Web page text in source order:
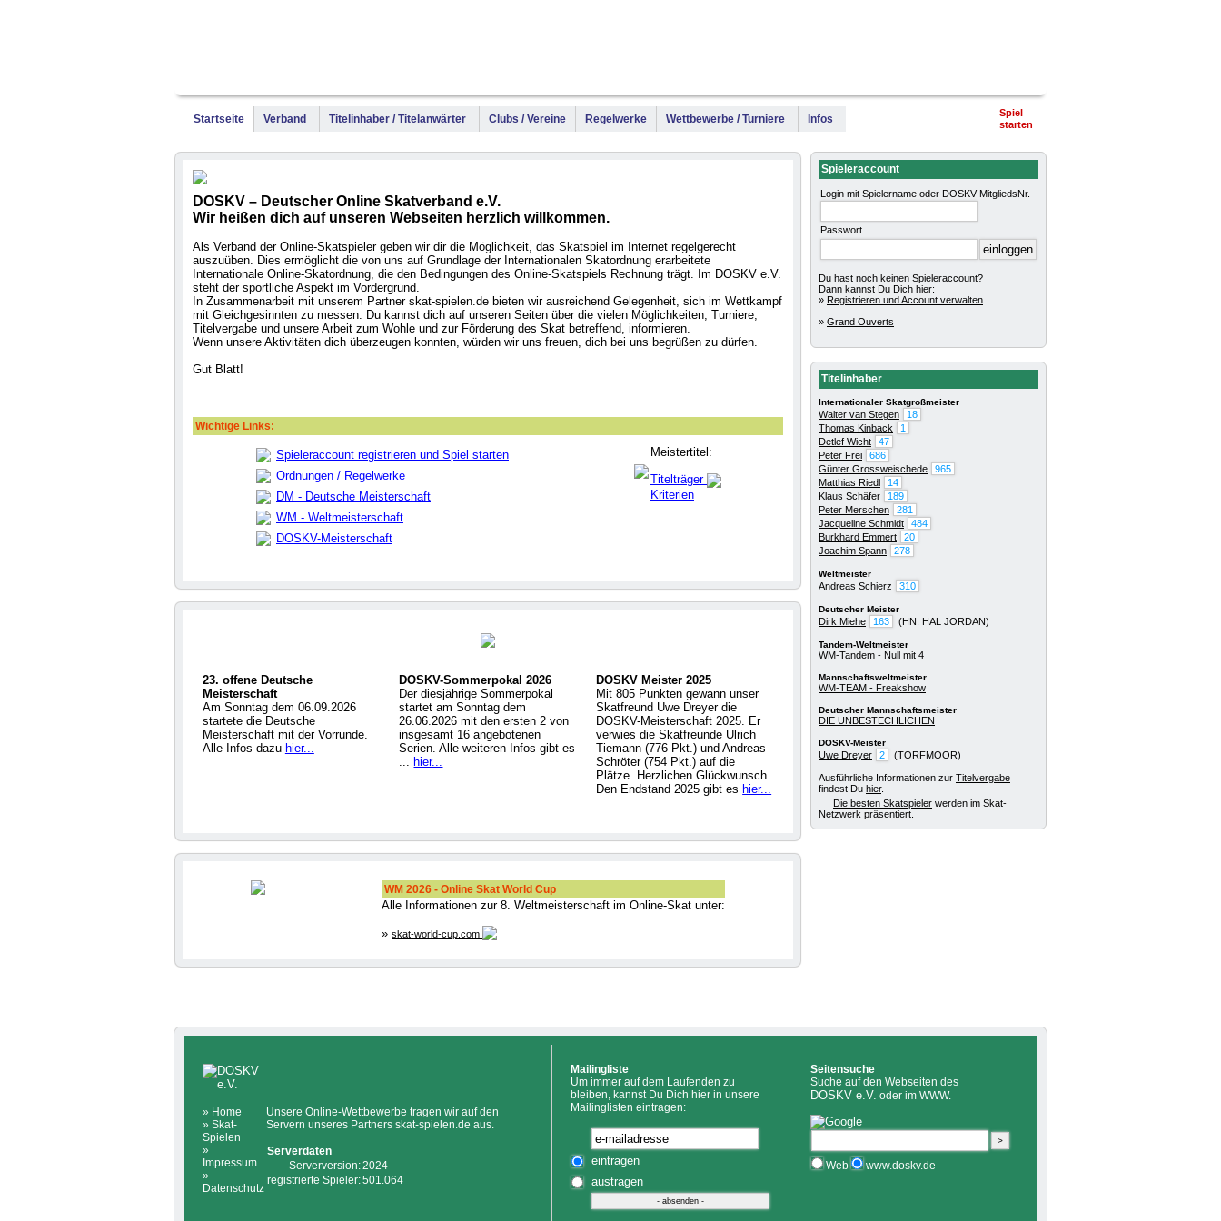
Startseite Verband Titelinhaber / Titelanwärter Clubs / Vereine Regelwerke Wettbewerbe / Turniere Infos
Spiel
starten
DOSKV – Deutscher Online Skatverband e.V.
Wir heißen dich auf unseren Webseiten herzlich willkommen.
Als Verband der Online-Skatspieler geben wir dir die Möglichkeit, das Skatspiel im Internet regelgerecht
auszuüben. Dies ermöglicht die von uns auf Grundlage der Internationalen Skatordnung erarbeitete
Internationale Online-Skatordnung, die den Bedingungen des Online-Skatspiels Rechnung trägt. Im DOSKV e.V.
steht der sportliche Aspekt im Vordergrund.
In Zusammenarbeit mit unserem Partner skat-spielen.de bieten wir ausreichend Gelegenheit, sich im Wettkampf
mit Gleichgesinnten zu messen. Du kannst dich auf unseren Seiten über die vielen Möglichkeiten, Turniere,
Titelvergabe und unsere Arbeit zum Wohle und zur Förderung des Skat betreffend, informieren.
Wenn unsere Aktivitäten dich überzeugen konnten, würden wir uns freuen, dich bei uns begrüßen zu dürfen.
Gut Blatt!
Wichtige Links:
Spieleraccount registrieren und Spiel starten
Ordnungen / Regelwerke
DM - Deutsche Meisterschaft
WM - Weltmeisterschaft
DOSKV-Meisterschaft
Meistertitel:
Titelträger
Kriterien
23. offene Deutsche
Meisterschaft
Am Sonntag dem 06.09.2026
startete die Deutsche
Meisterschaft mit der Vorrunde.
Alle Infos dazu hier...
DOSKV-Sommerpokal 2026
Der diesjährige Sommerpokal
startet am Sonntag dem
26.06.2026 mit den ersten 2 von
insgesamt 16 angebotenen
Serien. Alle weiteren Infos gibt es
... hier...
DOSKV Meister 2025
Mit 805 Punkten gewann unser
Skatfreund Uwe Dreyer die
DOSKV-Meisterschaft 2025. Er
verwies die Skatfreunde Ulrich
Tiemann (776 Pkt.) und Andreas
Schröter (754 Pkt.) auf die
Plätze. Herzlichen Glückwunsch.
Den Endstand 2025 gibt es hier...
WM 2026 - Online Skat World Cup
Alle Informationen zur 8. Weltmeisterschaft im Online-Skat unter:
» skat-world-cup.com
Spieleraccount
Login mit Spielername oder DOSKV-MitgliedsNr.
Passwort
Du hast noch keinen Spieleraccount?
Dann kannst Du Dich hier:
» Registrieren und Account verwalten
» Grand Ouverts
Titelinhaber
Internationaler Skatgroßmeister
Walter van Stegen
18
Thomas Kinback
1
Detlef Wicht
47
Peter Frei
686
Günter Grossweischede
965
Matthias Riedl
14
Klaus Schäfer
189
Peter Merschen
281
Jacqueline Schmidt
484
Burkhard Emmert
20
Joachim Spann
278
Weltmeister
Andreas Schierz 310
Deutscher Meister
Dirk Miehe 163 (HN: HAL JORDAN)
Tandem-Weltmeister
WM-Tandem - Null mit 4
Mannschaftsweltmeister
WM-TEAM - Freakshow
Deutscher Mannschaftsmeister
DIE UNBESTECHLICHEN
DOSKV-Meister
Uwe Dreyer 2 (TORFMOOR)
Ausführliche Informationen zur Titelvergabe
findest Du hier.
Die besten Skatspieler werden im Skat-
Netzwerk präsentiert.
» Home
» Skat-
Spielen
»
Impressum
»
Datenschutz
Unsere Online-Wettbewerbe tragen wir auf den
Servern unseres Partners skat-spielen.de aus.
Serverdaten
Serverversion:2024
registrierte Spieler:501.064
Mailingliste
Um immer auf dem Laufenden zu
bleiben, kannst Du Dich hier in unsere
Mailinglisten eintragen:
eintragen
austragen
Seitensuche
Suche auf den Webseiten des
DOSKV e.V. oder im WWW.
Web www.doskv.de